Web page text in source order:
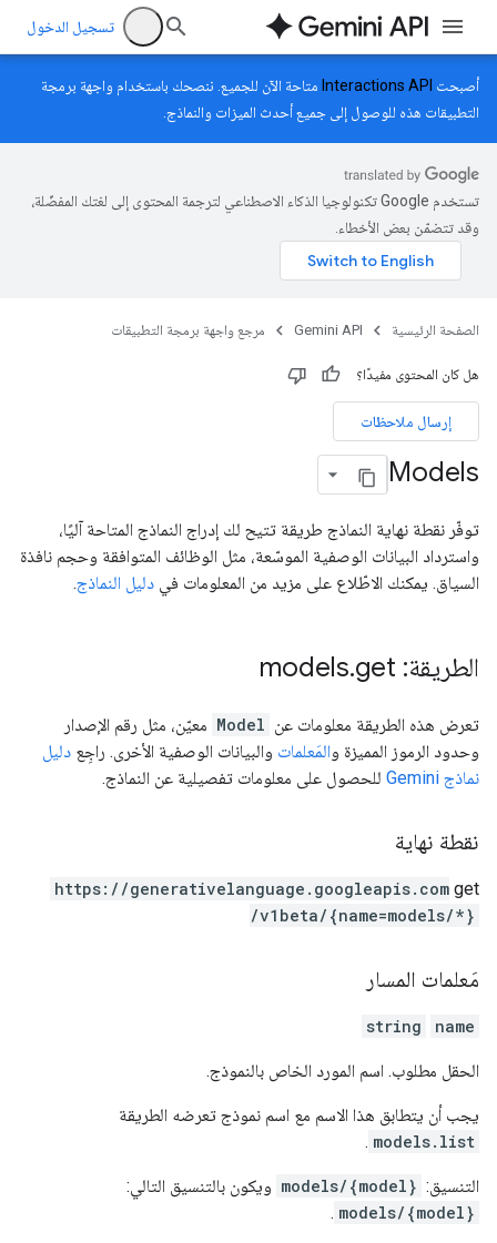
تسجيل الدخول
أصبحت Interactions API متاحة الآن للجميع. ننصحك باستخدام واجهة برمجة
التطبيقات هذه للوصول إلى جميع أحدث الميزات والنماذج.
تستخدم Google تكنولوجيا الذكاء الاصطناعي لترجمة المحتوى إلى لغتك المفضّلة،
وقد تتضمّن بعض الأخطاء.
الصفحة الرئيسية Gemini API مرجع واجهة برمجة التطبيقات
هل كان المحتوى مفيدًا؟
إرسال ملاحظات
Models
توفّر نقطة نهاية النماذج طريقة تتيح لك إدراج النماذج المتاحة آليًا،
واسترداد البيانات الوصفية الموسّعة، مثل الوظائف المتوافقة وحجم نافذة
السياق. يمكنك الاطّلاع على مزيد من المعلومات في دليل النماذج.
الطريقة: models .get
تعرض هذه الطريقة معلومات عن Model معيّن، مثل رقم الإصدار
وحدود الرموز المميزة والمَعلمات والبيانات الوصفية الأخرى. راجِع دليل
نماذج Gemini
للحصول على معلومات تفصيلية عن النماذج.
نقطة نهاية
get
https: / /generativelanguage.googleapis.com
/v1beta/{name=models/*}
مَعلمات المسار
name
string
الحقل مطلوب. اسم المورد الخاص بالنموذج.
يجب أن يتطابق هذا الاسم مع اسم نموذج تعرضه الطريقة
models.list
.
التنسيق: models/{model} ويكون بالتنسيق التالي:
models/{model}
.